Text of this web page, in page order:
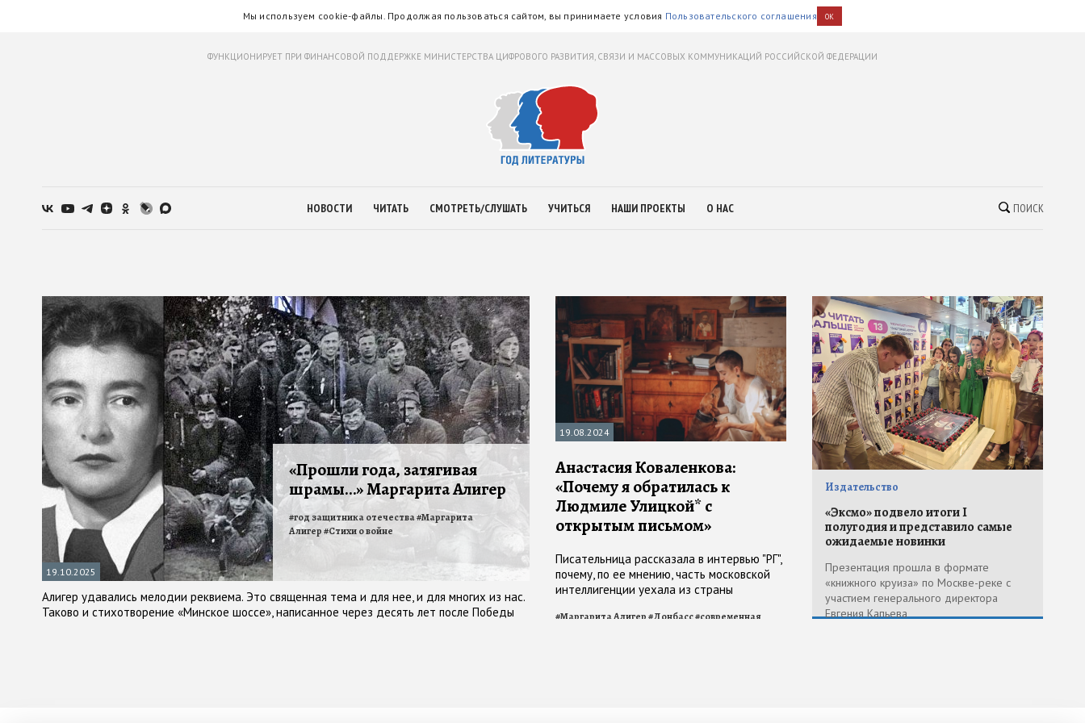
Мы используем cookie-файлы. Продолжая пользоваться сайтом, вы принимаете условия Пользовательского соглашения OK
ФУНКЦИОНИРУЕТ ПРИ ФИНАНСОВОЙ ПОДДЕРЖКЕ МИНИСТЕРСТВА ЦИФРОВОГО РАЗВИТИЯ, СВЯЗИ И МАССОВЫХ КОММУНИКАЦИЙ РОССИЙСКОЙ ФЕДЕРАЦИИ
НОВОСТИ ЧИТАТЬ СМОТРЕТЬ/СЛУШАТЬ УЧИТЬСЯ НАШИ ПРОЕКТЫ О НАС ПОИСК
19.10.2025
«Прошли года, затягивая
шрамы…» Маргарита Алигер
Алигер удавались мелодии реквиема. Это священная тема и для нее, и для многих из нас.
Таково и стихотворение «Минское шоссе», написанное через десять лет после Победы
#год защитника отечества#Маргарита
Алигер#Стихи о войне
19.08.2024
Анастасия Коваленкова:
«Почему я обратилась к
Людмиле Улицкой* с
открытым письмом»
Писательница рассказала в интервью "РГ",
почему, по ее мнению, часть московской
интеллигенции уехала из страны
#Маргарита Алигер#Донбасс#современная
Издательство
«Эксмо» подвело итоги I
полугодия и представило самые
ожидаемые новинки
Презентация прошла в формате
«книжного круиза» по Москве-реке с
участием генерального директора
Евгения Капьева